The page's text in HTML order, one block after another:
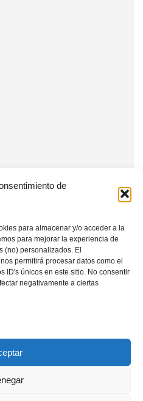
de
para almacenar y/o acceder a la
para mejorar la experiencia de
(no) personalizados. El
permitirá procesar datos como el
ID's únicos en este sitio. No consentir
negativamente a ciertas
solares en estaciones de